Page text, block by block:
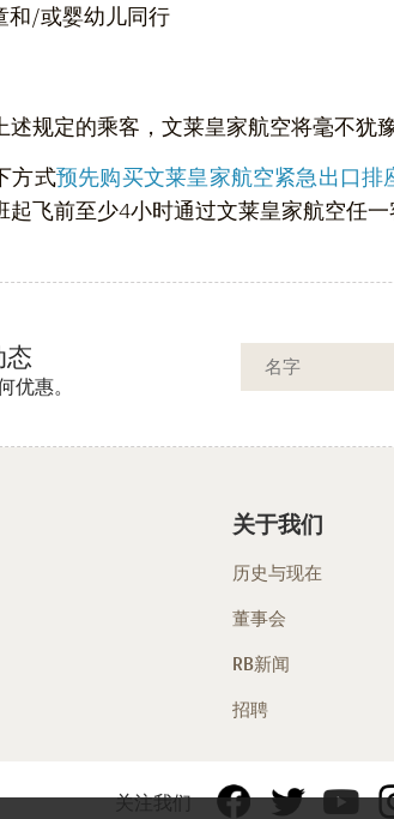
和/或婴幼儿同行
述规定的乘客，文莱皇家航空将毫不犹
方式预先购买文莱皇家航空紧急出口排
起飞前至少4小时通过文莱皇家航空任一
态
优惠。
关于我们
历史与现在
董事会
RB新闻
招聘
关注我们